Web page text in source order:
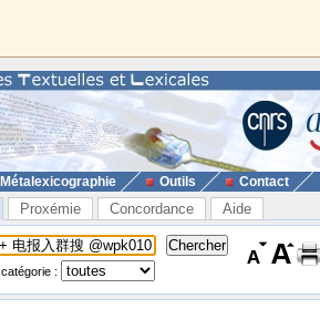
Métalexicographie Outils Contact
Proxémie Concordance Aide
catégorie :